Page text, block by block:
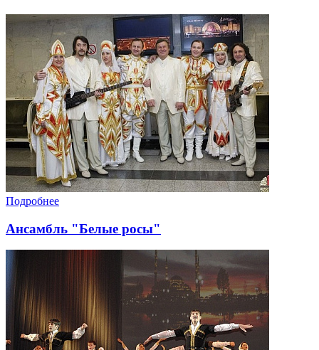
Подробнее
Ансамбль "Белые росы"